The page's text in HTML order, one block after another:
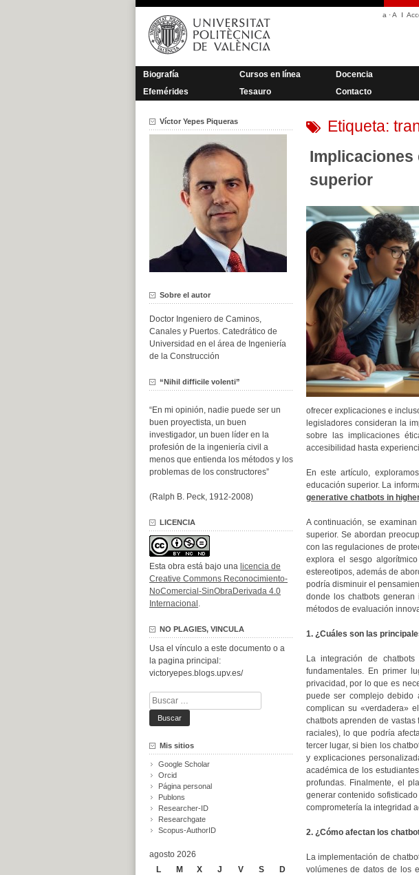
Saltar
contenido
a ·A
Biografía Cursos en línea Docencia
Efemérides
Tesauro Contacto
Etiqueta:
Implicaciones
superior
ofrecer explicaciones e
legisladores consideran la
sobre las implicaciones
accesibilidad hasta
En este artículo,
educación superior. La
generative chatbots in
A continuación, se
superior. Se abordan
con las regulaciones de
explora el sesgo
estereotipos, además de
podría disminuir el
donde los chatbots
métodos de evaluación
1. ¿Cuáles son las
La integración de
fundamentales. En primer
privacidad, por lo que es
puede ser complejo
complican su «verdadera»
chatbots aprenden de
raciales), lo que podría
tercer lugar, si bien los
y explicaciones
académica de los
profundas. Finalmente, el
generar contenido
comprometería la integridad
2. ¿Cómo afectan los
La implementación de
volúmenes de datos de los
Víctor Yepes Piqueras
Sobre el autor
Doctor Ingeniero de Caminos,
Canales y Puertos. Catedrático de
Universidad en el área de Ingeniería
de la Construcción
“Nihil difficile volenti”
“En mi opinión, nadie puede ser un
buen proyectista, un buen
investigador, un buen líder en la
profesión de la ingeniería civil a
menos que entienda los métodos y los
problemas de los constructores”
(Ralph B. Peck, 1912-2008)
LICENCIA
Esta obra está bajo una licencia de
Creative Commons Reconocimiento-
NoComercial-SinObraDerivada 4.0
Internacional .
NO PLAGIES, VINCULA
Usa el vínculo a este documento o a
la pagina principal:
victoryepes.blogs.upv.es/
Buscar:
Mis sitios
Google Scholar
Orcid
Página personal
Publons
Researcher-ID
Researchgate
Scopus-AuthorID
agosto 2026
L
M X J V S
D